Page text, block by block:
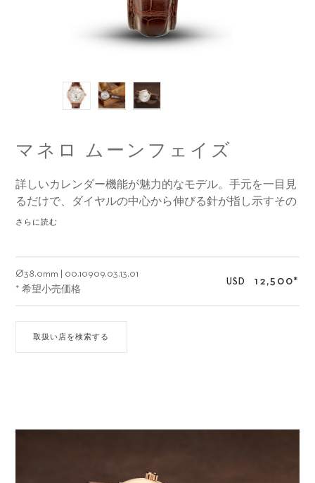
マネロ ムーンフェイズ
詳しいカレンダー機能が魅力的なモデル。手元を一目見
るだけで、ダイヤルの中心から伸びる針が指し示すその
日の日付を素早く確認できます。
さらに読む
Ø38.0mm
00.10909.03.13.01
* 希望小売価格
USD 12,500*
取扱い店を検索する